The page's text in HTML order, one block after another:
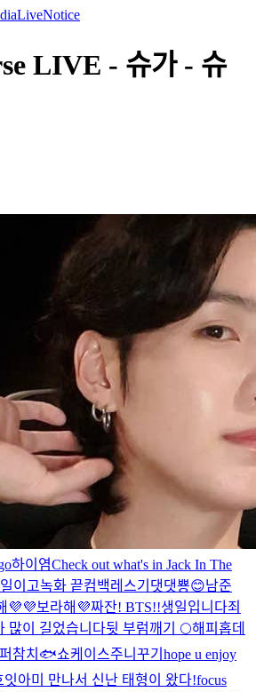
LiveNotice
LIVE - 슈가 - 슈
하이염Check out what's in Jack In The
이고녹화 끝컴백레스기 댓댓뿅😊남준
💜💜보라해💜짜잔! BTS!!생일입니다죄
많이 길었습니다뒷 부럼깨기 🌕해피홉데
참치🐟쇼케이스주니꾸기 hope u enjoy
잇아미 만나서 신난 태형이 왔다!focus